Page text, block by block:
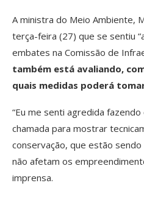
A ministra do Meio Ambiente,
terça-feira (27) que se sentiu
embates na Comissão de
também está avaliando,
quais medidas poderá
“Eu me senti agredida fazendo
chamada para mostrar
conservação, que estão
não afetam os
imprensa.